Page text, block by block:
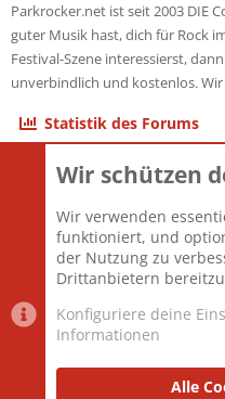
Parkrocker.net ist seit 2003 DIE
guter Musik hast, dich für Rock
Festival-Szene interessierst,
unverbindlich und kostenlos.
Statistik des Forums
Themen
Mitglieder
Neuestes Mitglied
Wir schützen
Wir verwenden
funktioniert, und
der Nutzung zu
Drittanbietern
Konfiguriere deine
Informationen
Alle